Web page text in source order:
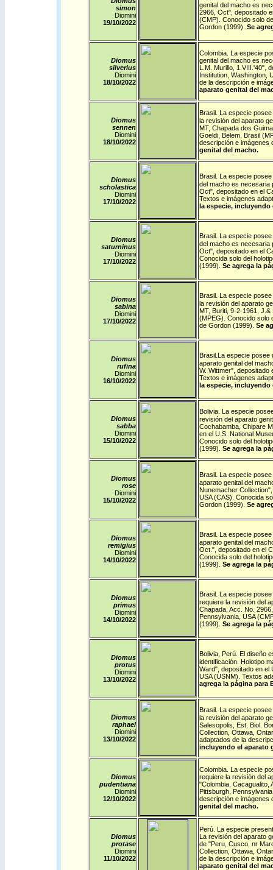
simon
Diomini
19/10/2022
genital del macho es
2966, Oct", depositado
(CMP). Conocido solo
Gordon (1999). Se
Diomus
silverius
Diomini
18/10/2022
Colombia. La especie
genital del macho es
L.M. Murillo, 1.VIII.'40",
Institution, Washington,
de la descripción e
aparato genital del
Diomus
sennen
Diomini
18/10/2022
Brasil. La especie
la revisión del aparato
MT, Chapada dos
Goeldi, Belem, Brasil
descripción e imágenes
genital del macho.
Diomus
scholastica
Diomini
17/10/2022
Brasil. La especie
del macho es necesaria
Oct", depositado en el
Textos e imágenes
la especie, incluyendo
Diomus
saturninus
Diomini
17/10/2022
Brasil. La especie
del macho es necesaria
Oct", depositado en el
Conocida solo del
(1999). Se agrega la
Diomus
sabina
Diomini
17/10/2022
Brasil. La especie
la revisión del aparato
MT, Buriti, 9-2-1961,
(MPEG). Conocido solo
de Gordon (1999). Se
Diomus
rufina
Diomini
16/10/2022
Brasil.La especie posee
aparato genital del
W. Wittmer", depositado
Textos e imágenes
la especie, incluyendo
Diomus
sabba
Diomini
15/10/2022
Bolivia. La especie
revisión del aparato
Cochabamba, Chipare
en el U.S. National
Conocido solo del
(1999). Se agrega la
Diomus
rose
Diomini
15/10/2022
Brasil. La especie
aparato genital del
Nunemacher
USA (CAS). Conocida
Gordon (1999). Se
Diomus
remigius
Diomini
14/10/2022
Brasil. La especie
aparato genital del
Oct.", depositado en el
Conocida solo del
(1999). Se agrega la
Diomus
primus
Diomini
14/10/2022
Brasil. La especie
requiere la revisión del
Chapada, Acc. No.
Pennsylvania, USA
(1999). Se agrega la
Diomus
protus
Diomini
13/10/2022
Bolivia, Perú. El diseño
identificación. Holotipo
Ward", depositado en el
USA (USNM). Textos
agrega la página para
Diomus
raphael
Diomini
13/10/2022
Brasil. La especie
la revisión del aparato
Salesopolis, Est. Biol.
Collection, Ottawa,
adaptados de la
incluyendo el aparato
Diomus
pudentiana
Diomini
12/10/2022
Colombia. La especie
requiere la revisión del
"Colombia, Cacagualito,
Pittsburgh,
descripción e imágenes
genital del macho.
Diomus
protase
Diomini
11/10/2022
Perú. La especie
La revisión del aparato
de "Peru, Cusco, nr
Collection, Ottawa,
de la descripción e
aparato genital del